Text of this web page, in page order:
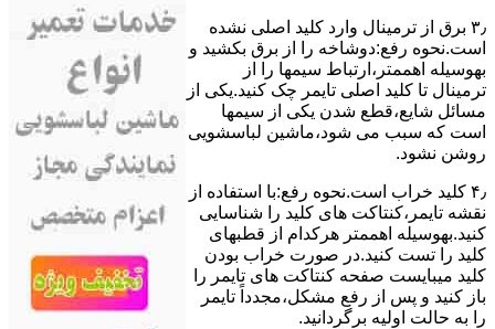
۳٫ ﺑﺮق از ﺗﺮﻣﯿﻨﺎل وارد ﮐﻠﯿﺪ اﺻﻠﯽ ﻧﺸﺪه
است.نحوه رﻓﻊ:دوشاخه را از ﺑﺮق بکشید و
بهوسیله اهممتر،ارﺗﺒﺎط سیمها را از
ﺗﺮﻣﯿﻨﺎل ﺗﺎ ﮐﻠﯿﺪ اﺻﻠﯽ ﺗﺎﯾﻤﺮ چک کنید.یکی از
مسائل شایع،ﻗﻄﻊ شدن ﯾﮑﯽ از سیمها
است که سبب می شود،ﻣﺎﺷﯿﻦ لباسشویی
روﺷﻦ نشود.
۴٫ ﮐﻠﯿﺪ ﺧﺮاب اﺳﺖ.نحوه رفع:ﺑﺎ اﺳﺘﻔﺎده از
ﻧﻘﺸﻪ ﺗﺎﯾﻤﺮ،ﮐﻨﺘﺎﮐﺖ ﻫﺎی ﮐﻠﯿﺪ را ﺷﻨﺎﺳﺎﯾﯽ
کنید.بهوسیله اهممتر هرکدام از قطبهای
ﮐﻠﯿﺪ را ﺗﺴﺖ ﮐﻨﯿﺪ.در ﺻﻮرت ﺧﺮاب ﺑﻮدن
ﮐﻠﯿﺪ میبایست ﺻﻔﺤﻪ ﮐﻨﺘﺎﮐﺖ ﻫﺎی ﺗﺎﯾﻤﺮ را
باز کنید و ﭘﺲ از رﻓﻊ مشکل،مجدداً ﺗﺎﯾﻤﺮ
را به حالت اوﻟﯿﻪ برگردانید.